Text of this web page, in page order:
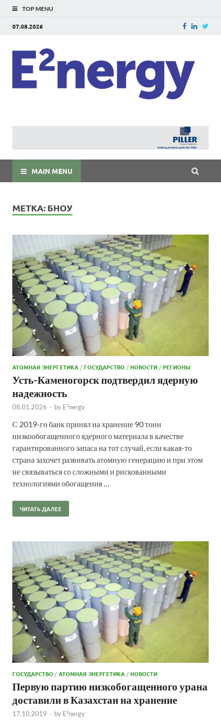
TOP MENU
07.08.2026
MAIN MENU
МЕТКА: БНОУ
АТОМНАЯ ЭНЕРГЕТИКА /ГОСУДАРСТВО /НОВОСТИ /РЕГИОНЫ
Усть-Каменогорск подтвердил ядерную
надежность
08.01.2026 - by E²nergy
С 2019-го банк принял на хранение 90 тонн
низкообогащенного ядерного материала в качестве
гарантированного запаса на тот случай, если какая-то
страна захочет развивать атомную генерацию и при этом
не связываться со сложными и рискованными
технологиями обогащения …
ЧИТАТЬ ДАЛЕЕ
ГОСУДАРСТВО /АТОМНАЯ ЭНЕРГЕТИКА /НОВОСТИ
Первую партию низкобогащенного урана
доставили в Казахстан на хранение
17.10.2019 - by E²nergy